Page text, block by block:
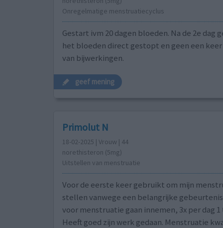
Onregelmatige menstruatiecyclus
Gestart ivm 20 dagen bloeden. Na de 2e dag
het bloeden direct gestopt en geen een
van bijwerkingen.
geef mening
Primolut N
18-02-2025 | Vrouw | 44
norethisteron (5mg)
Uitstellen van menstruatie
Voor de eerste keer gebruikt om mijn
stellen vanwege een belangrijke
voor menstruatie gaan innemen, 3x per dag
Heeft goed zijn werk gedaan. Menstruatie